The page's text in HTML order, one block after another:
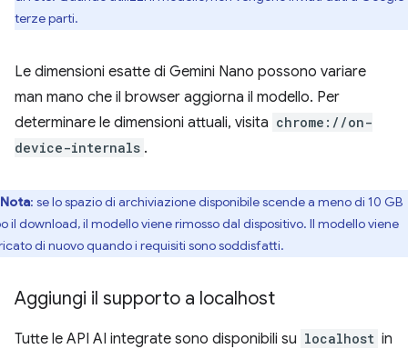
terze parti.
Le dimensioni esatte di Gemini Nano possono variare
man mano che il browser aggiorna il modello. Per
determinare le dimensioni attuali, visita chrome://on-
device-internals .
Nota: se lo spazio di archiviazione disponibile scende a meno di 10 GB
il download, il modello viene rimosso dal dispositivo. Il modello viene
di nuovo quando i requisiti sono soddisfatti.
Aggiungi il supporto a localhost
Tutte le API AI integrate sono disponibili su localhost in